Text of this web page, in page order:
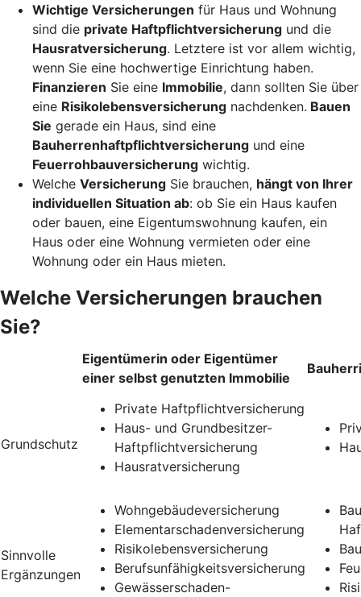
Wichtige Versicherungen für Haus und Wohnung
sind die private Haftpflichtversicherung und die
Hausratversicherung. Letztere ist vor allem wichtig,
wenn Sie eine hochwertige Einrichtung haben.
Finanzieren Sie eine Immobilie, dann sollten Sie über
eine Risikolebensversicherung nachdenken. Bauen
Sie gerade ein Haus, sind eine
Bauherrenhaftpflichtversicherung und eine
Feuerrohbauversicherung wichtig.
Welche Versicherung Sie brauchen, hängt von Ihrer
individuellen Situation ab: ob Sie ein Haus kaufen
oder bauen, eine Eigentumswohnung kaufen, ein
Haus oder eine Wohnung vermieten oder eine
Wohnung oder ein Haus mieten.
Welche Versicherungen brauchen
Sie?
Eigentümerin oder Eigentümer
einer selbst genutzten Immobilie
Grundschutz
Private Haftpflichtversicherung
Haus- und Grundbesitzer-
Haftpflichtversicherung
Hausratversicherung
Sinnvolle
Ergänzungen
Wohngebäudeversicherung
Elementarschadenversicherung
Risikolebensversicherung
Berufsunfähigkeitsversicherung
Gewässerschaden-